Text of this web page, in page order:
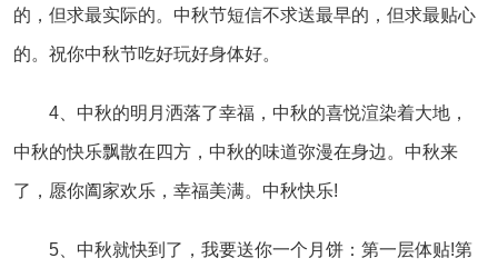
的，但求最实际的。中秋节短信不求送最早的，但求最贴心
的。祝你中秋节吃好玩好身体好。
4、中秋的明月洒落了幸福，中秋的喜悦渲染着大地，
中秋的快乐飘散在四方，中秋的味道弥漫在身边。中秋来
了，愿你阖家欢乐，幸福美满。中秋快乐!
5、中秋就快到了，我要送你一个月饼：第一层体贴!第